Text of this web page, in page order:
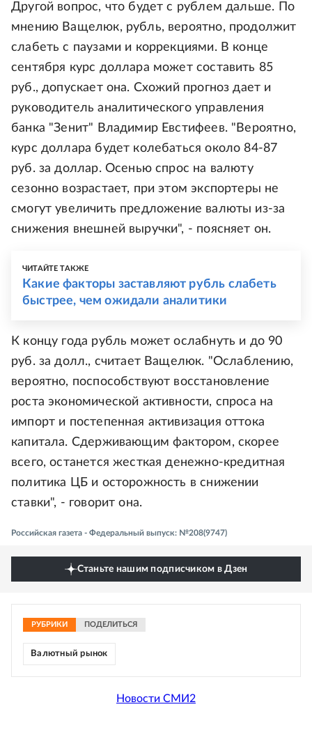
Другой вопрос, что будет с рублем дальше. По
мнению Ващелюк, рубль, вероятно, продолжит
слабеть с паузами и коррекциями. В конце
сентября курс доллара может составить 85
руб., допускает она. Схожий прогноз дает и
руководитель аналитического управления
банка "Зенит" Владимир Евстифеев. "Вероятно,
курс доллара будет колебаться около 84-87
руб. за доллар. Осенью спрос на валюту
сезонно возрастает, при этом экспортеры не
смогут увеличить предложение валюты из-за
снижения внешней выручки", - поясняет он.
ЧИТАЙТЕ ТАКЖЕ
Какие факторы заставляют рубль слабеть
быстрее, чем ожидали аналитики
К концу года рубль может ослабнуть и до 90
руб. за долл., считает Ващелюк. "Ослаблению,
вероятно, поспособствуют восстановление
роста экономической активности, спроса на
импорт и постепенная активизация оттока
капитала. Сдерживающим фактором, скорее
всего, останется жесткая денежно-кредитная
политика ЦБ и осторожность в снижении
ставки", - говорит она.
Российская газета - Федеральный выпуск: №208(9747)
Станьте нашим подписчиком в Дзен
РУБРИКИ ПОДЕЛИТЬСЯ
Валютный рынок
Новости СМИ2